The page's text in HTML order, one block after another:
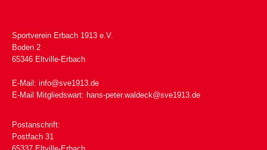
Sportverein Erbach 1913 e.V.
Boden 2
65346 Eltville-Erbach
E-Mail: info@sve1913.de
E-Mail Mitgliedswart: hans-peter.waldeck@sve1913.de
Postanschrift:
Postfach 31